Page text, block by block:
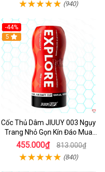
(940)
-44%
Hot
5
Cốc Thủ Dâm JIUUY 003 Ngụy
Trang Nhỏ Gọn Kín Đáo Mua
Ngay
455.000₫ 813.000₫
(840)